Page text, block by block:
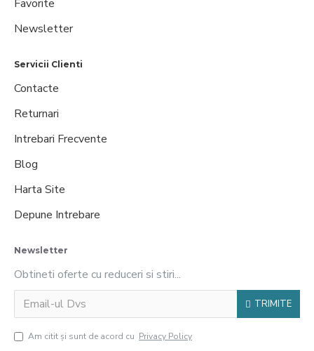
Favorite
Newsletter
Servicii Clienti
Contacte
Returnari
Intrebari Frecvente
Blog
Harta Site
Depune Intrebare
Newsletter
Obtineti oferte cu reduceri si stiri...
TRIMITE
Am citit şi sunt de acord cu Privacy Policy